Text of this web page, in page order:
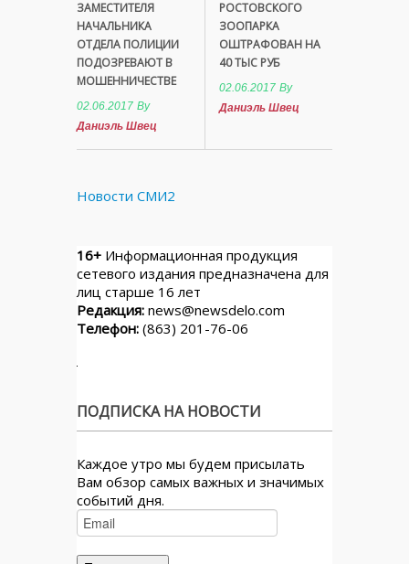
ЗАМЕСТИТЕЛЯ
НАЧАЛЬНИКА
ОТДЕЛА ПОЛИЦИИ
ПОДОЗРЕВАЮТ В
МОШЕННИЧЕСТВЕ
02.06.2017 By
Даниэль Швец
РОСТОВСКОГО
ЗООПАРКА
ОШТРАФОВАН НА
40 ТЫС РУБ
02.06.2017 By
Даниэль Швец
Новости СМИ2
16+ Информационная продукция
сетевого издания предназначена для
лиц старше 16 лет
Редакция: news@newsdelo.com
Телефон: (863) 201-76-06
ПОДПИСКА НА НОВОСТИ
Каждое утро мы будем присылать
Вам обзор самых важных и значимых
событий дня.